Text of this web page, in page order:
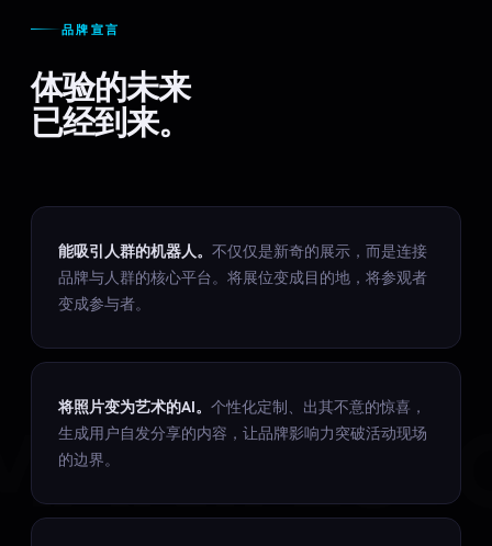
品牌宣言
体验的未来
已经到来。
能吸引人群的机器人。 不仅仅是新奇的展示，而是连接
品牌与人群的核心平台。将展位变成目的地，将参观者
变成参与者。
将照片变为艺术的AI。 个性化定制、出其不意的惊喜，
生成用户自发分享的内容，让品牌影响力突破活动现场
的边界。